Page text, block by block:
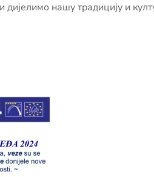
нашу традицију и